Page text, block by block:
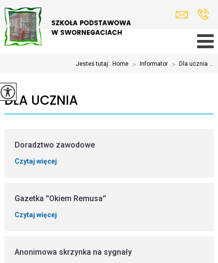
Jesteś tutaj: Home > Informator > Dla ucznia ...
DLA UCZNIA
Doradztwo zawodowe
Czytaj więcej
Gazetka ''Okiem Remusa''
Czytaj więcej
Anonimowa skrzynka na sygnały